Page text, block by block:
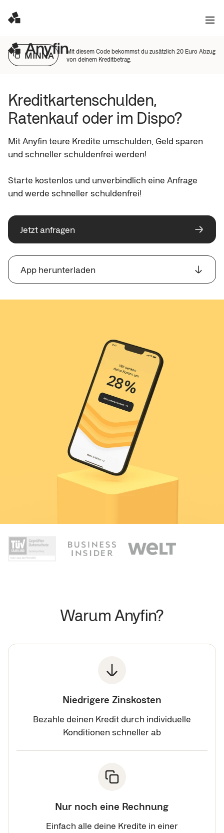
MINNA
Mit diesem Code bekommst du zusätzlich 20 Euro Abzug
von deinem Kreditbetrag.
Kreditkartenschulden,
Ratenkauf oder im Dispo?
Mit Anyfin teure Kredite umschulden, Geld sparen
und schneller schuldenfrei werden!
Starte kostenlos und unverbindlich eine Anfrage
und werde schneller schuldenfrei!
Jetzt anfragen
App herunterladen
Warum Anyfin?
Niedrigere Zinskosten
Bezahle deinen Kredit durch individuelle
Konditionen schneller ab
Nur noch eine Rechnung
Einfach alle deine Kredite in einer